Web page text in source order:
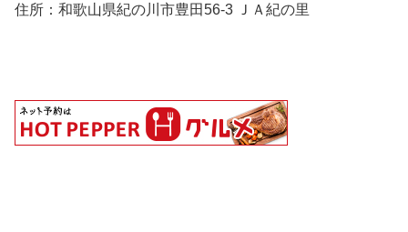
住所：和歌山県紀の川市豊田56-3 ＪＡ紀の里